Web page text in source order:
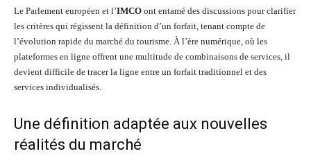
Le Parlement européen et l’IMCO ont entamé des discussions pour clarifier
les critères qui régissent la définition d’un forfait, tenant compte de
l’évolution rapide du marché du tourisme. À l’ère numérique, où les
plateformes en ligne offrent une multitude de combinaisons de services, il
devient difficile de tracer la ligne entre un forfait traditionnel et des
services individualisés.
Une définition adaptée aux nouvelles
réalités du marché